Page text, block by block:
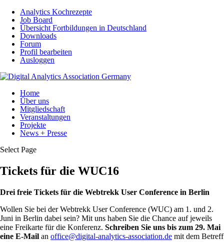
Analytics Kochrezepte
Job Board
Übersicht Fortbildungen in Deutschland
Downloads
Forum
Profil bearbeiten
Ausloggen
Home
Über uns
Mitgliedschaft
Veranstaltungen
Projekte
News + Presse
Select Page
Tickets für die WUC16
Drei freie Tickets für die Webtrekk User Conference in Berlin
Wollen Sie bei der Webtrekk User Conference (WUC) am 1. und 2.
Juni in Berlin dabei sein? Mit uns haben Sie die Chance auf jeweils
eine Freikarte für die Konferenz. Schreiben Sie uns bis zum 29. Mai
eine E-Mail an office@digital-analytics-association.de mit dem Betreff